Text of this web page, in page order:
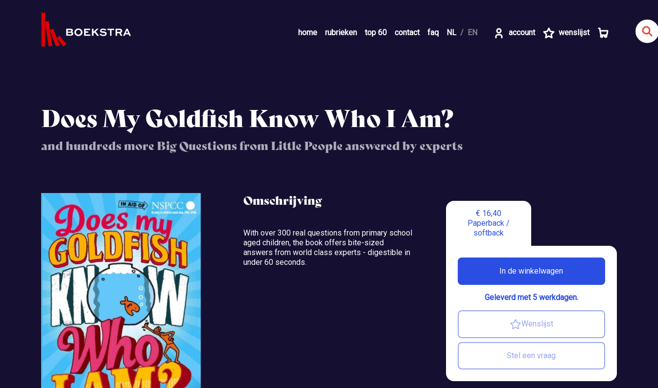
home rubrieken top 60 contact faq NL EN account wenslijst
Does My Goldfish Know Who I Am?
and hundreds more Big Questions from Little People answered by experts
Omschrijving
With over 300 real questions from primary school
aged children, the book offers bite-sized
answers from world class experts - digestible in
under 60 seconds.
€ 16,40
Paperback /
softback
In de winkelwagen
Geleverd met 5 werkdagen.
Wenslijst
Stel een vraag